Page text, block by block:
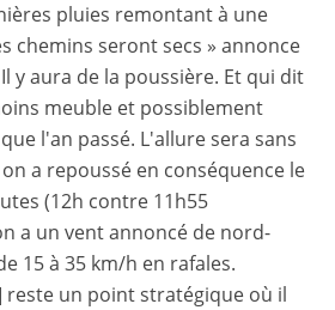
pluies remontant à une
chemins seront secs » annonce
y aura de la poussière. Et qui dit
meuble et possiblement
l'an passé. L'allure sera sans
a repoussé en conséquence le
(12h contre 11h55
a un vent annoncé de nord-
15 à 35 km/h en rafales.
reste un point stratégique où il